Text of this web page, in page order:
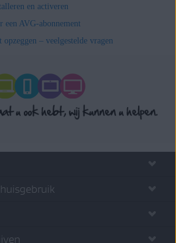
en activeren
een AVG-abonnement
opzeggen – veelgestelde vragen